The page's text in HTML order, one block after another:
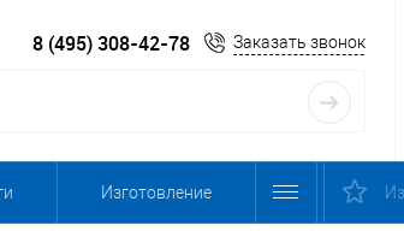
8 (495) 308-42-78 Заказать звонок
Изготовление